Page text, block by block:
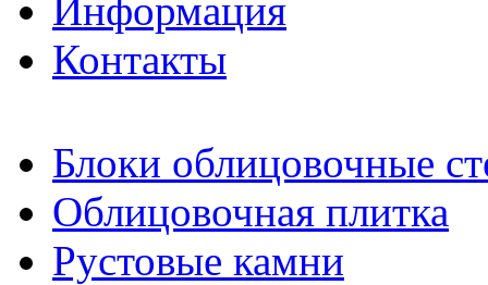
Информация
Контакты
Блоки облицовочные
Облицовочная плитка
Рустовые камни